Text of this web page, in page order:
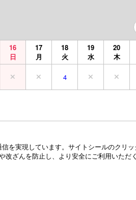
16
日
17
月
18
火
19
水
20
木
4
を実現しています。サイトシールのクリ
ざんを防止し、より安全にご利用いただ